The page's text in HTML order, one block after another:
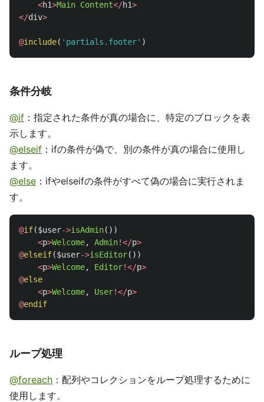
<h1>Main Content</h1>
</div>
@include( 'partials.footer' )
条件分岐
@if ：指定された条件が真の場合に、特定のブロックを表
示します。
@elseif ：ifの条件が偽で、別の条件が真の場合に使用し
ます。
@else ：ifやelseifの条件がすべて偽の場合に実行されま
す。
@if($user->isAdmin())
<p>Welcome, Admin!</p>
@elseif($user->isEditor())
<p>Welcome, Editor!</p>
@else
<p>Welcome, User!</p>
@endif
ループ処理
@foreach ：配列やコレクションをループ処理するために
使用します。